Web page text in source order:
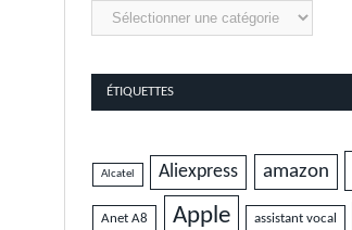
Catégories
ÉTIQUETTES
Alcatel Aliexpress amazon
Anet A8 Apple assistant vocal